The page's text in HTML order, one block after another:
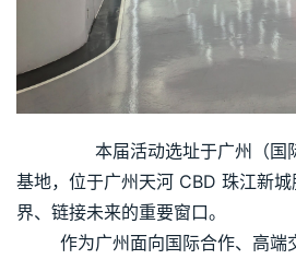
本届活动选址于广州（国
基地，位于广州天河 CBD 珠江新
界、链接未来的重要窗口。
作为广州面向国际合作、高端